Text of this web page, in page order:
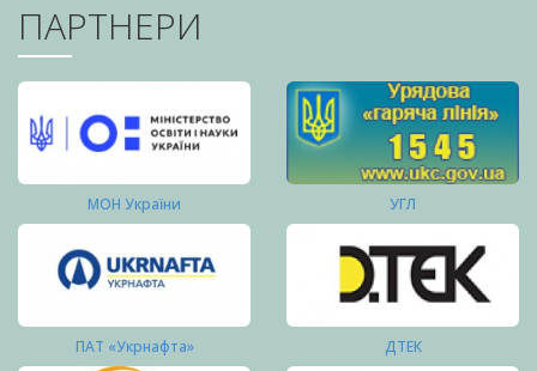
ПАРТНЕРИ
МОН України УГЛ
ПАТ «Укрнафта» ДТЕК